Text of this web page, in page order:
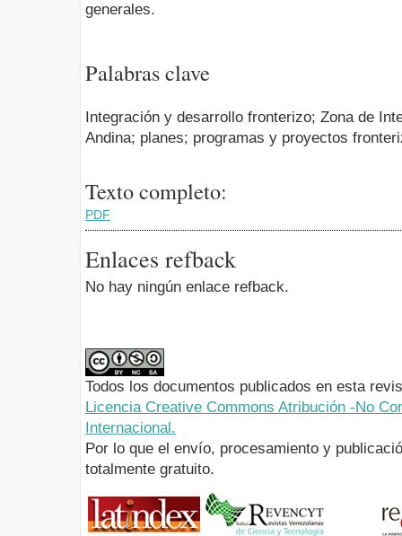
generales.
Palabras clave
Integración y desarrollo fronterizo; Zona de
Andina; planes; programas y proyectos
Texto completo:
PDF
Enlaces refback
No hay ningún enlace refback.
Todos los documentos publicados en esta
Licencia Creative Commons Atribución -No
Internacional.
Por lo que el envío, procesamiento y
totalmente gratuito.